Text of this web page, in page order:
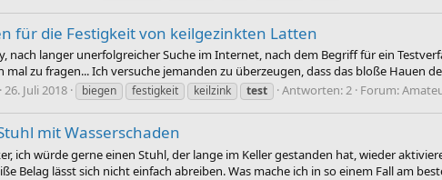
für die Festigkeit von keilgezinkten Latten
nach langer unerfolgreicher Suche im Internet, nach dem Begriff für ein
mal zu fragen... Ich versuche jemanden zu überzeugen, dass das bloße Hauen
26. Juli 2018 biegen festigkeit keilzink test Antworten: 2 Forum:
mit Wasserschaden
ich würde gerne einen Stuhl, der lange im Keller gestanden hat, wieder
Belag lässt sich nicht einfach abreiben. Was mache ich in so einem Fall am